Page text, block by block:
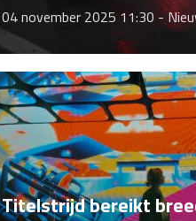
04 november 2025 11:30 -
Titelstrijd bereikt